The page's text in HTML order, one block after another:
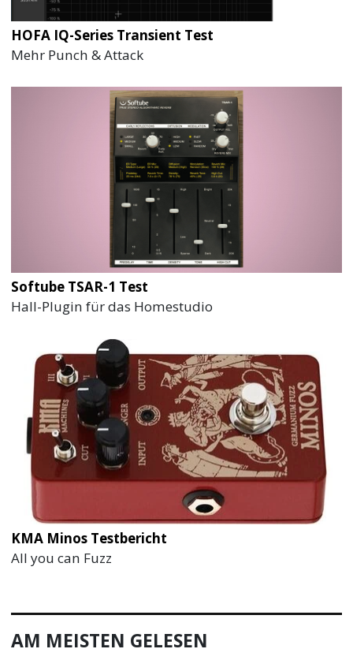
HOFA IQ-Series Transient Test
Mehr Punch & Attack
Softube TSAR-1 Test
Hall-Plugin für das Homestudio
KMA Minos Testbericht
All you can Fuzz
AM MEISTEN GELESEN